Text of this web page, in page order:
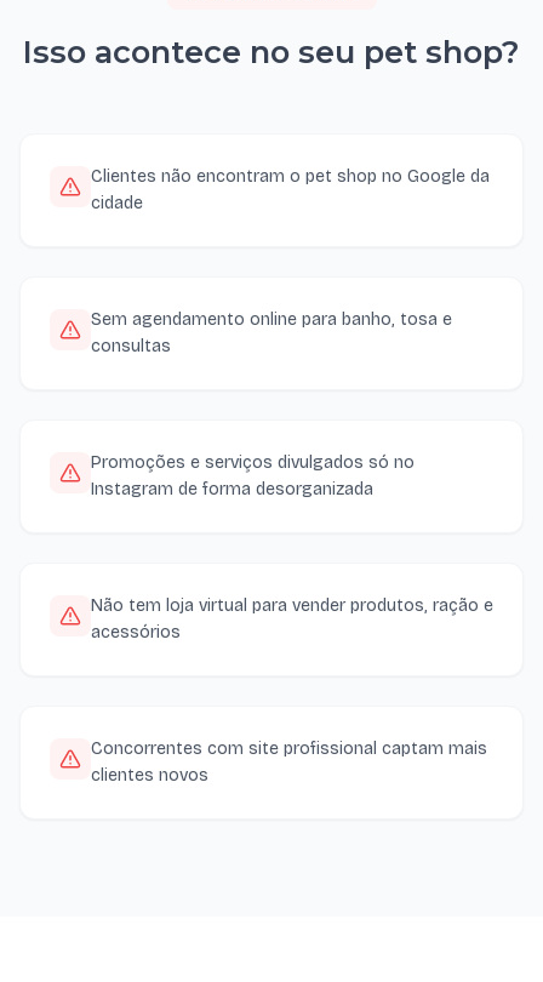
Isso acontece no seu pet shop?
Clientes não encontram o pet shop no Google da
cidade
Sem agendamento online para banho, tosa e
consultas
Promoções e serviços divulgados só no
Instagram de forma desorganizada
Não tem loja virtual para vender produtos, ração e
acessórios
Concorrentes com site profissional captam mais
clientes novos